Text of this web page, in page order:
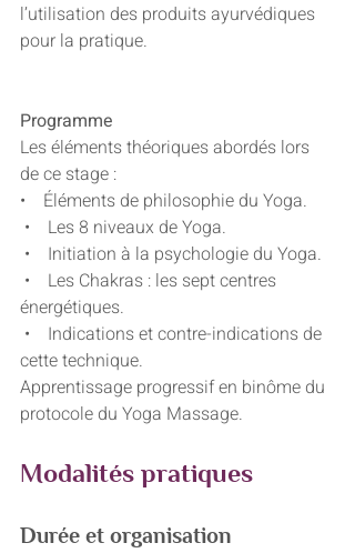
l’utilisation des produits ayurvédiques
pour la pratique.
Programme
Les éléments théoriques abordés lors
de ce stage :
•    Éléments de philosophie du Yoga.
•    Les 8 niveaux de Yoga.
•    Initiation à la psychologie du Yoga.
énergétiques.
cette technique.
Apprentissage progressif en binôme du
protocole du Yoga Massage.
Modalités pratiques
Durée et organisation